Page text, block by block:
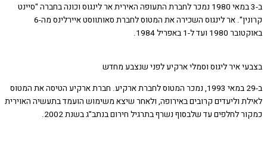
ב-3 במאי 1980 נמכר לחברת התעופה האירית אר לינגוס וכונה בחברה "סיינט
קרונין". אר לינגוס השכירה את המטוס לחברת סאותווסט איירלינס מה-6
ל-1 באפריל 1984.
איר ליגוס וסמלי ארקיע לפני שנצבע מחדש
ב-29 במאי 1993, נמכר המטוס לחברת ארקיע. חברת ארקיע הטיסה את המטוס
וליעדים קרובים באירופה, ולאחר שיצא משימוש הועמד בתעשיה האוירית
לחלפים עד שלבסוף נשרף בתרגיל חירום בנתב"ג בשנת 2002.